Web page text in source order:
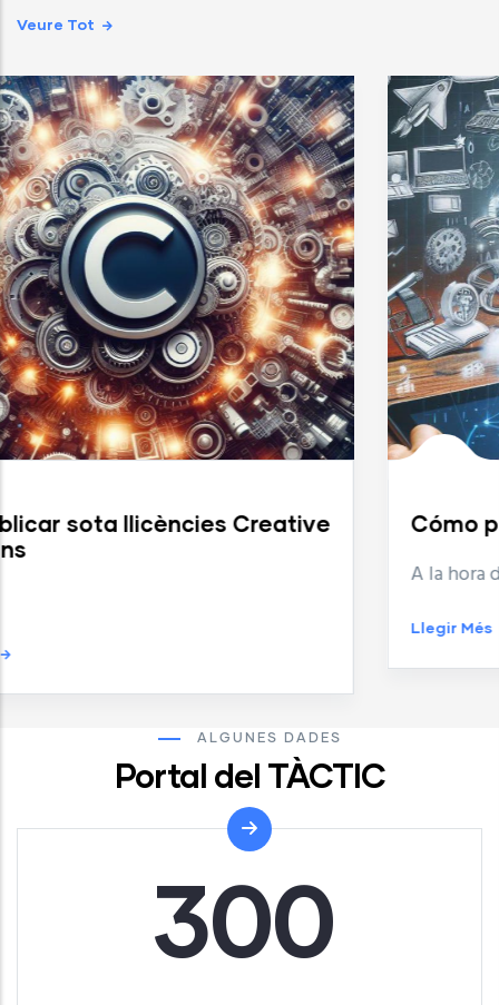
Veure Tot
Cómo publicar vuestro REA
ALGUNES DADES
Portal del TÀCTIC
300